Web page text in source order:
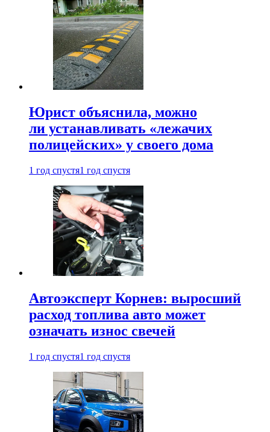
Юрист объяснила, можно
ли устанавливать «лежачих
полицейских» у своего дома
1 год спустя1 год спустя
Автоэксперт Корнев: выросший
расход топлива авто может
означать износ свечей
1 год спустя1 год спустя